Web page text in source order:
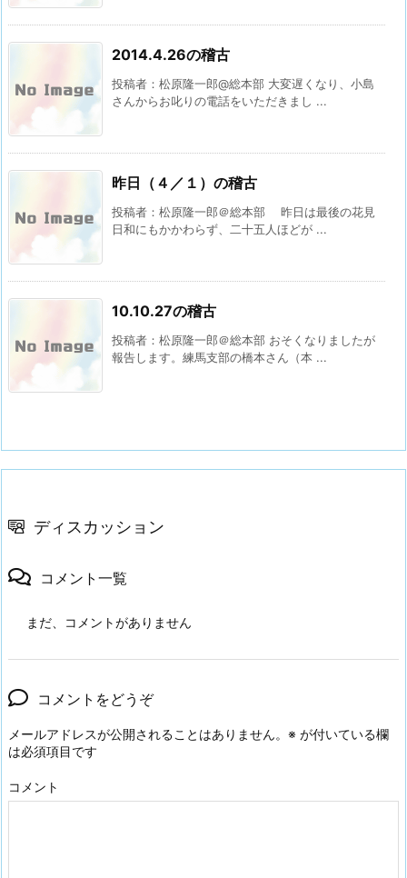
2014.4.26の稽古
投稿者：松原隆一郎@総本部 大変遅くなり、小島
さんからお叱りの電話をいただきまし ...
昨日（４／１）の稽古
投稿者：松原隆一郎＠総本部 昨日は最後の花見
日和にもかかわらず、二十五人ほどが ...
10.10.27の稽古
投稿者：松原隆一郎＠総本部 おそくなりましたが
報告します。練馬支部の橋本さん（本 ...
ディスカッション
コメント一覧
まだ、コメントがありません
コメントをどうぞ
メールアドレスが公開されることはありません。 ※ が付いている欄
は必須項目です
コメント